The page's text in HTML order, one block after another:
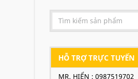
HỖ TRỢ TRỰC TUYẾN
MR. HIỂN : 0987519702